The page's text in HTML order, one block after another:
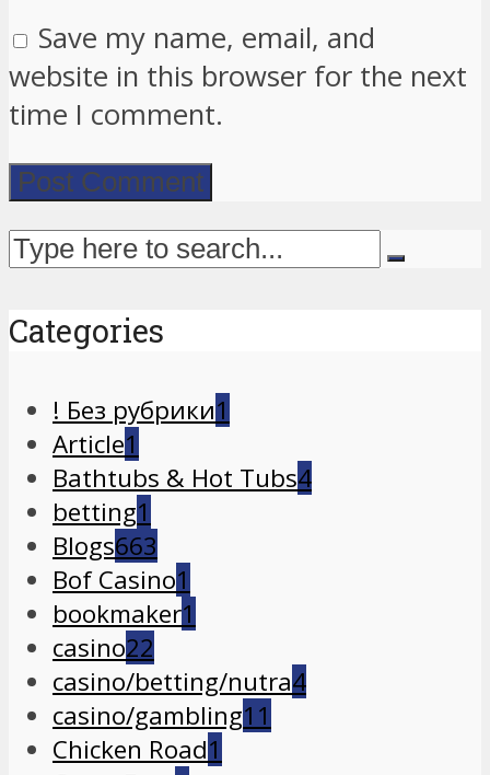
Save my name, email, and
website in this browser for the next
time I comment.
Categories
! Без рубрики1
Article1
Bathtubs & Hot Tubs4
betting1
Blogs663
Bof Casino1
bookmaker1
casino22
casino/betting/nutra4
casino/gambling11
Chicken Road1